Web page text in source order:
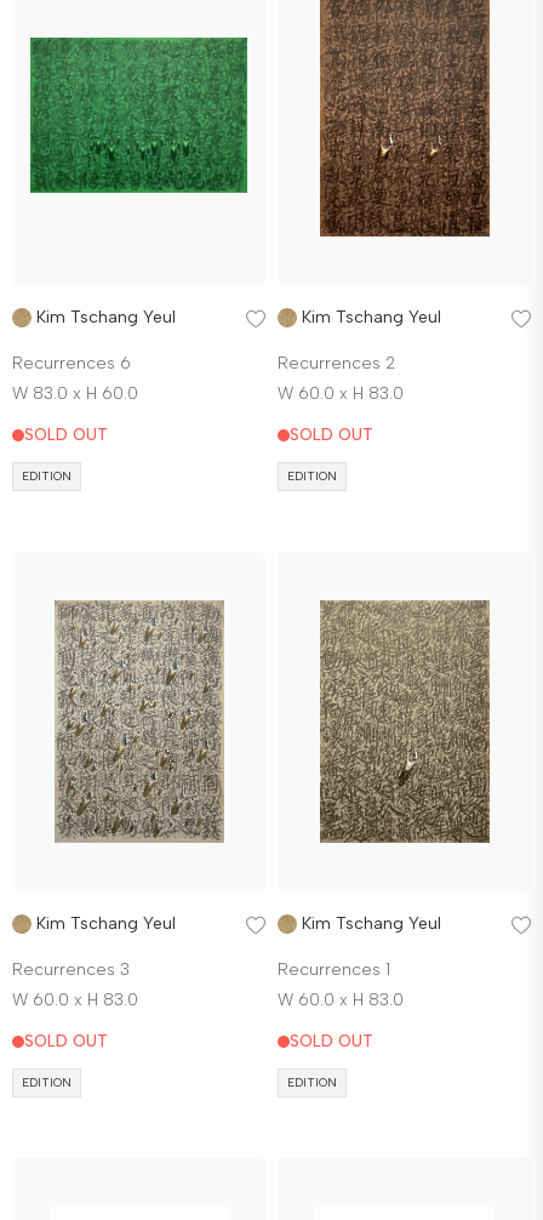
Kim Tschang Yeul
Recurrences 6
W 83.0 x H 60.0
SOLD OUT
EDITION
Kim Tschang Yeul
Recurrences 2
W 60.0 x H 83.0
SOLD OUT
EDITION
Kim Tschang Yeul
Recurrences 3
W 60.0 x H 83.0
SOLD OUT
EDITION
Kim Tschang Yeul
Recurrences 1
W 60.0 x H 83.0
SOLD OUT
EDITION